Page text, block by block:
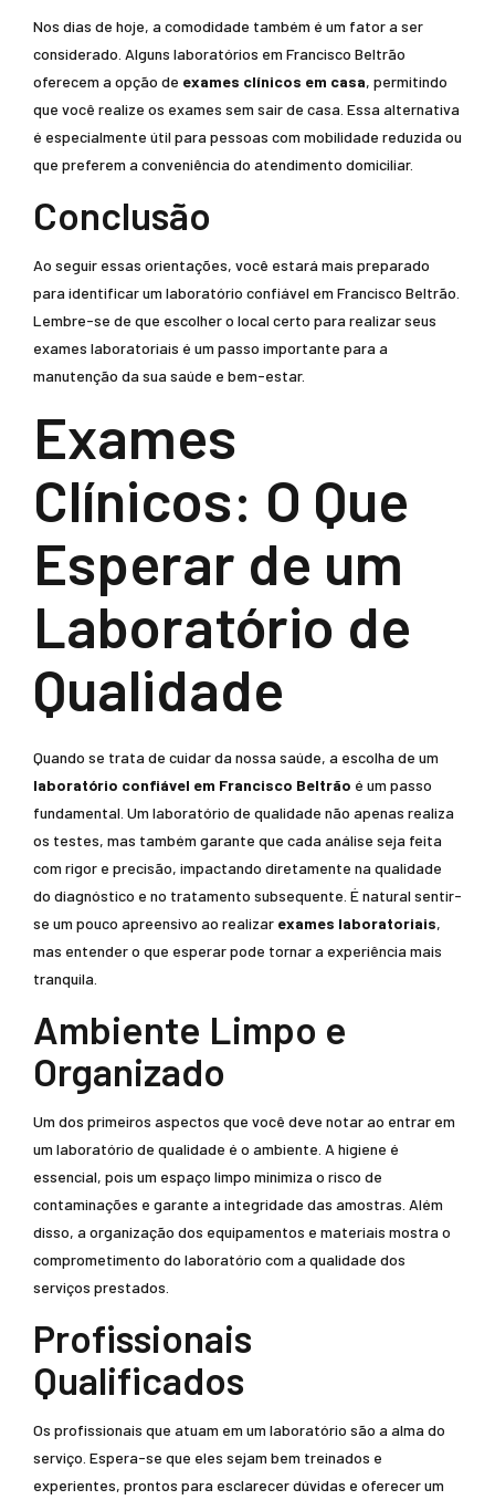
Nos dias de hoje, a comodidade também é um fator a ser
considerado. Alguns laboratórios em Francisco Beltrão
oferecem a opção de exames clínicos em casa, permitindo
que você realize os exames sem sair de casa. Essa alternativa
é especialmente útil para pessoas com mobilidade reduzida ou
que preferem a conveniência do atendimento domiciliar.
Conclusão
Ao seguir essas orientações, você estará mais preparado
para identificar um laboratório confiável em Francisco Beltrão.
Lembre-se de que escolher o local certo para realizar seus
exames laboratoriais é um passo importante para a
manutenção da sua saúde e bem-estar.
Exames
Clínicos: O Que
Esperar de um
Laboratório de
Qualidade
Quando se trata de cuidar da nossa saúde, a escolha de um
laboratório confiável em Francisco Beltrão é um passo
fundamental. Um laboratório de qualidade não apenas realiza
os testes, mas também garante que cada análise seja feita
com rigor e precisão, impactando diretamente na qualidade
do diagnóstico e no tratamento subsequente. É natural sentir-
se um pouco apreensivo ao realizar exames laboratoriais,
mas entender o que esperar pode tornar a experiência mais
tranquila.
Ambiente Limpo e
Organizado
Um dos primeiros aspectos que você deve notar ao entrar em
um laboratório de qualidade é o ambiente. A higiene é
essencial, pois um espaço limpo minimiza o risco de
contaminações e garante a integridade das amostras. Além
disso, a organização dos equipamentos e materiais mostra o
comprometimento do laboratório com a qualidade dos
serviços prestados.
Profissionais
Qualificados
Os profissionais que atuam em um laboratório são a alma do
serviço. Espera-se que eles sejam bem treinados e
experientes, prontos para esclarecer dúvidas e oferecer um